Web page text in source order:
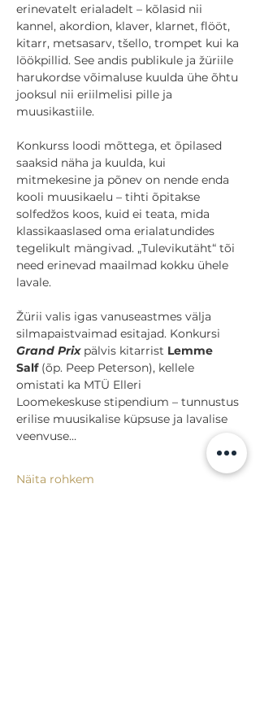
erinevatelt erialadelt – kõlasid nii
kannel, akordion, klaver, klarnet, flööt,
kitarr, metsasarv, tšello, trompet kui ka
löökpillid. See andis publikule ja žüriile
harukordse võimaluse kuulda ühe õhtu
jooksul nii eriilmelisi pille ja
muusikastiile.
Konkurss loodi mõttega, et õpilased
saaksid näha ja kuulda, kui
mitmekesine ja põnev on nende enda
kooli muusikaelu – tihti õpitakse
solfedžos koos, kuid ei teata, mida
klassikaaslased oma erialatundides
tegelikult mängivad. „Tulevikutäht“ tõi
need erinevad maailmad kokku ühele
lavale.
Žürii valis igas vanuseastmes välja
silmapaistvaimad esitajad. Konkursi
Grand Prix pälvis kitarrist Lemme
Salf (õp. Peep Peterson), kellele
omistati ka MTÜ Elleri
Loomekeskuse stipendium – tunnustus
erilise muusikalise küpsuse ja lavalise
veenvuse…
Näita rohkem